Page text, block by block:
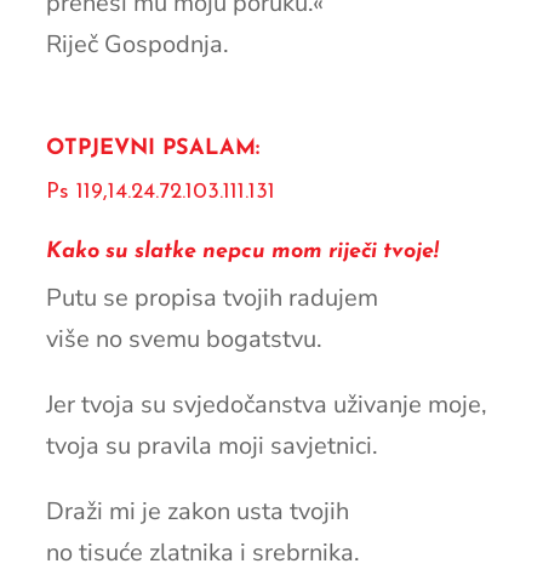
Riječ Gospodnja.
OTPJEVNI PSALAM:
Ps 119,14.24.72.103.111.131
Kako su slatke nepcu mom riječi tvoje!
Putu se propisa tvojih radujem
više no svemu bogatstvu.
Jer tvoja su svjedočanstva uživanje moje,
tvoja su pravila moji savjetnici.
Draži mi je zakon usta tvojih
no tisuće zlatnika i srebrnika.